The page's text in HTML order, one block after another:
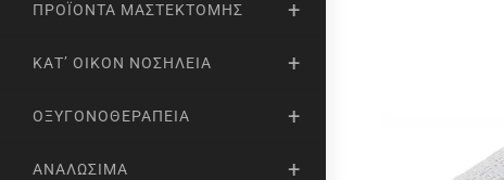
ΠΡΟΪΌΝΤΑ ΜΑΣΤΕΚΤΟΜΉΣ
ΚΑΤ’ ΟΊΚΟΝ ΝΟΣΗΛΕΊΑ
ΟΞΥΓΟΝΟΘΕΡΑΠΕΊΑ
ΑΝΑΛΏΣΙΜΑ